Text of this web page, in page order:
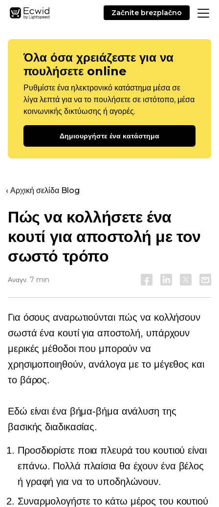
Začnite brezplačno
Όλα όσα χρειάζεστε για να
πουλήσετε online
Ρυθμίστε ένα ηλεκτρονικό κατάστημα μέσα σε
λίγα λεπτά για να το πουλήσετε σε ιστότοπο, μέσα
κοινωνικής δικτύωσης ή αγορές.
Δημιουργήστε ένα κατάστημα
‹ Αρχική σελίδα Blog
Πώς να κολλήσετε ένα
κουτί για αποστολή με τον
σωστό τρόπο
Αναγν. 7 min
Για όσους αναρωτιούνται πώς να κολλήσουν
σωστά ένα κουτί για αποστολή, υπάρχουν
μερικές μέθοδοι που μπορούν να
χρησιμοποιηθούν, ανάλογα με το μέγεθος και
το βάρος.
Εδώ είναι ένα βήμα-βήμα ανάλυση της
βασικής διαδικασίας.
Προσδιορίστε ποια πλευρά του κουτιού είναι
επάνω. Πολλά πλαίσια θα έχουν ένα βέλος
ή γραφή για να το υποδηλώνουν.
Συναρμολογήστε το κάτω μέρος του κουτιού